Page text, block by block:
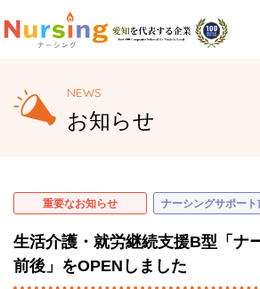
NEWS
お知らせ
重要なお知らせ ナーシングサポート
生活介護・就労継続支援B型「ナ
前後」をOPENしました